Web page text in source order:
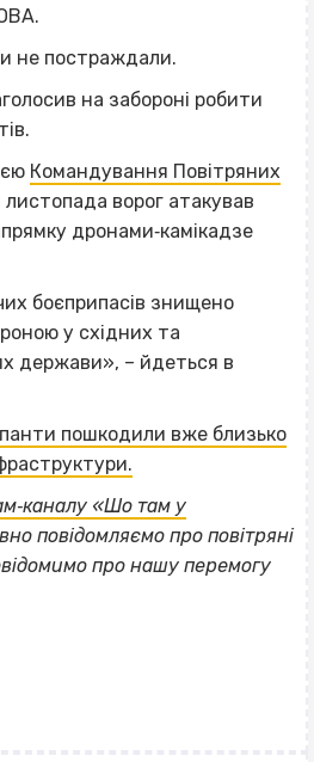
не постраждали.
на забороні робити
Командування Повітряних
листопада ворог атакував
дронами‐камікадзе
боєприпасів знищено
у східних та
держави», – йдеться в
пошкодили вже близько
«Шо там у
повідомляємо про повітряні
про нашу перемогу